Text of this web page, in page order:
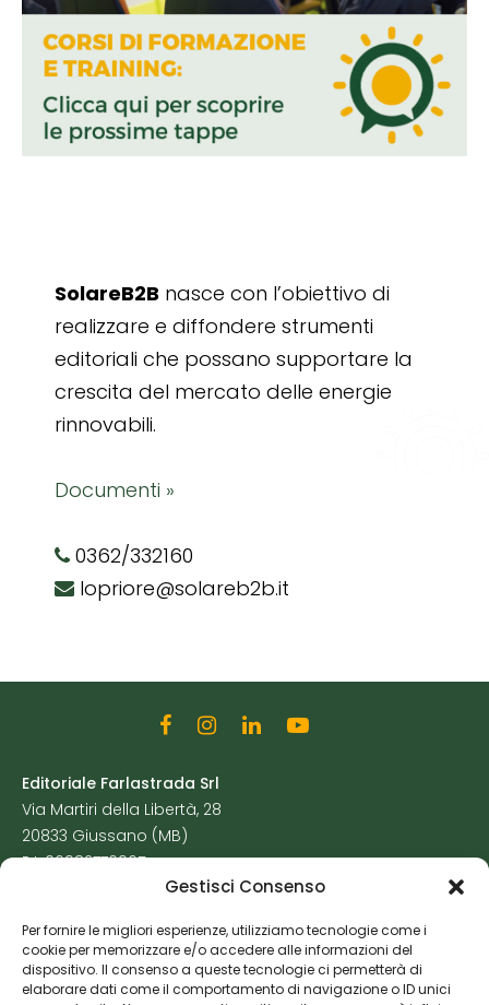
Gestisci Consenso
Per fornire le migliori esperienze, utilizziamo tecnologie come i
cookie per memorizzare e/o accedere alle informazioni del
dispositivo. Il consenso a queste tecnologie ci permetterà di
elaborare dati come il comportamento di navigazione o ID unici
SolareB2B nasce con l’obiettivo di
realizzare e diffondere strumenti
editoriali che possano supportare la
crescita del mercato delle energie
rinnovabili.
Documenti »
0362/332160
lopriore@solareb2b.it
Editoriale Farlastrada Srl
Via Martiri della Libertà, 28
20833 Giussano (MB)
P.I. 06982770965
Cookie Policy
Risorse Aggiuntive